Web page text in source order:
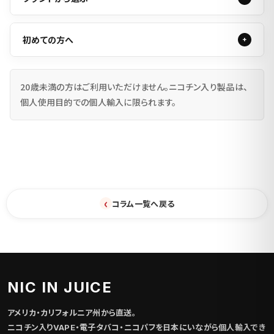
初めての方へ
20歳未満の方はご利用いただけません。ニコチン入り製品は、
個人使用目的での個人輸入に限られます。
‹ コラム一覧へ戻る
NIC IN JUICE
アメリカ・カリフォルニア州から直送。
ニコチン入りVAPE・電子タバコ・ニコパフを日本にいながら個人輸入でき